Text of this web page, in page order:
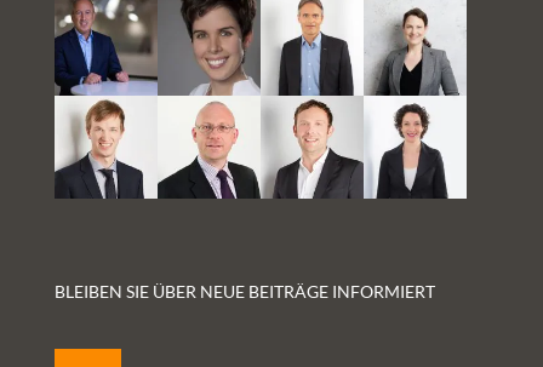
BLEIBEN SIE ÜBER NEUE BEITRÄGE INFORMIERT